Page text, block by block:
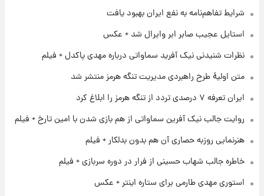
۱ روز پیش
شارژ جدید کالابرگ برای سه دهک؛ جزئیات اعلام
۱ روز پیش
شرایط تازه فروش اقساطی سایپا اعلام شد؛
شاهین، کوییک، اطلس، سهند و ساینا با اقساط
بلندمدت + جدول
شرایط تفاهم‌نامه به نفع ایران بهبود یافت
استایل عجیب صابر ابر وایرال شد + عکس
نظرات شنیدنی نیک آفرید سماواتی درباره مهدی پاکدل + فیلم
متن اولیۀ طرح راهبردی مدیریت تنگه هرمز منتشر شد
ایران تعرفه ۷ درصدی تردد از تنگه هرمز را ابلاغ کرد
روایت جالب نیک آفرین سماواتی از هم بازی شدن با امین تارخ + فیلم
هنرنمایی روزبه حصاری آن هم بدون بدلکار + فیلم
خاطره جالب شهاب حسینی از فرار در دوره سربازی + فیلم
استوری مهدی طارمی برای ستاره اینتر + عکس